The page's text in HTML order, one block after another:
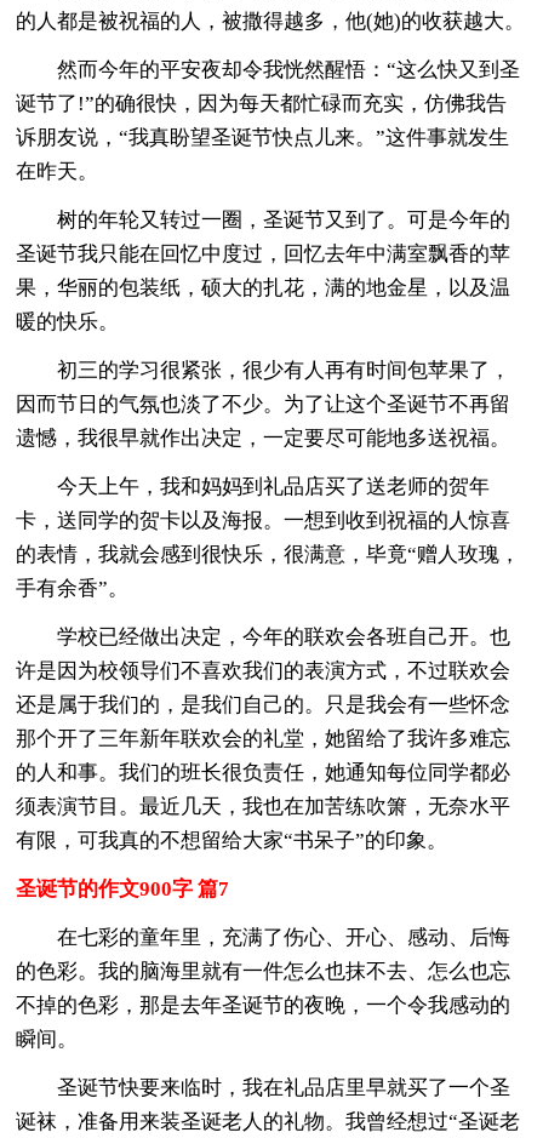
的人都是被祝福的人，被撒得越多，他(她)的收获越大。
然而今年的平安夜却令我恍然醒悟：“这么快又到圣
诞节了!”的确很快，因为每天都忙碌而充实，仿佛我告
诉朋友说，“我真盼望圣诞节快点儿来。”这件事就发生
在昨天。
树的年轮又转过一圈，圣诞节又到了。可是今年的
圣诞节我只能在回忆中度过，回忆去年中满室飘香的苹
果，华丽的包装纸，硕大的扎花，满的地金星，以及温
暖的快乐。
初三的学习很紧张，很少有人再有时间包苹果了，
因而节日的气氛也淡了不少。为了让这个圣诞节不再留
遗憾，我很早就作出决定，一定要尽可能地多送祝福。
今天上午，我和妈妈到礼品店买了送老师的贺年
卡，送同学的贺卡以及海报。一想到收到祝福的人惊喜
的表情，我就会感到很快乐，很满意，毕竟“赠人玫瑰，
手有余香”。
学校已经做出决定，今年的联欢会各班自己开。也
许是因为校领导们不喜欢我们的表演方式，不过联欢会
还是属于我们的，是我们自己的。只是我会有一些怀念
那个开了三年新年联欢会的礼堂，她留给了我许多难忘
的人和事。我们的班长很负责任，她通知每位同学都必
须表演节目。最近几天，我也在加苦练吹箫，无奈水平
有限，可我真的不想留给大家“书呆子”的印象。
圣诞节的作文900字 篇7
在七彩的童年里，充满了伤心、开心、感动、后悔
的色彩。我的脑海里就有一件怎么也抹不去、怎么也忘
不掉的色彩，那是去年圣诞节的夜晚，一个令我感动的
瞬间。
圣诞节快要来临时，我在礼品店里早就买了一个圣
诞袜，准备用来装圣诞老人的礼物。我曾经想过“圣诞老